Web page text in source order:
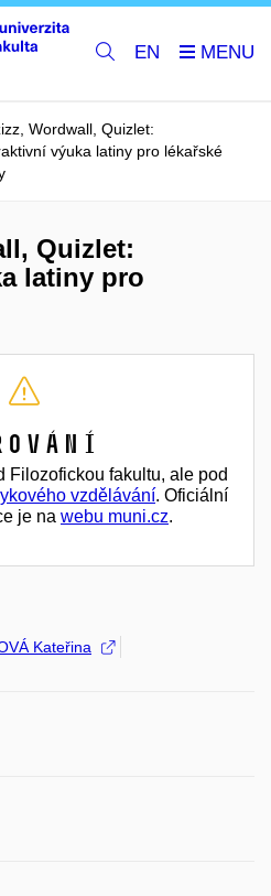
EN
Wordwall, Quizlet:
výuka latiny pro lékařské
Quizlet:
latiny pro
Filozofickou fakultu, ale pod
vzdělávání. Oficiální
je na webu muni.cz.
Kateřina